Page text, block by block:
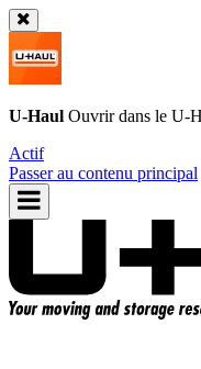
U-Haul Ouvrir dans le U-
Actif
Passer au contenu principal